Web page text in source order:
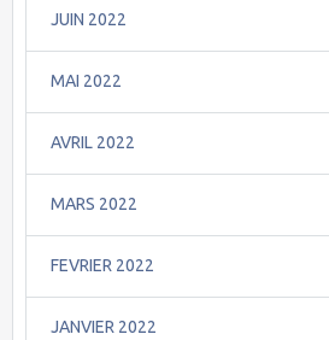
JUIN 2022
MAI 2022
AVRIL 2022
MARS 2022
FEVRIER 2022
JANVIER 2022